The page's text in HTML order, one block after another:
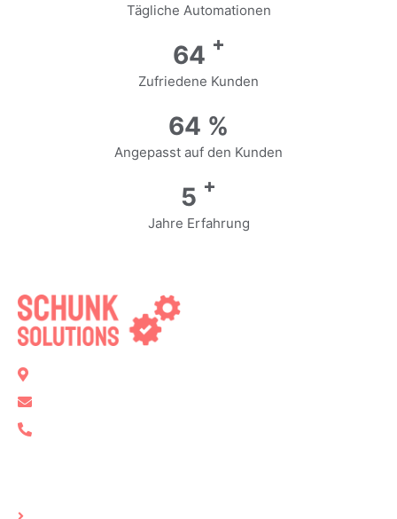
Tägliche Automationen
80 +
Zufriedene Kunden
80 %
Angepasst auf den Kunden
6 +
Jahre Erfahrung